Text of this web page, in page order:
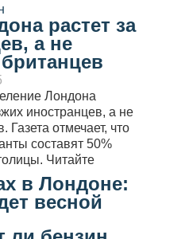
растет за
а не
Лондона
иностранцев, а не
отмечает, что
составят 50%
Читайте
в Лондоне:
весной